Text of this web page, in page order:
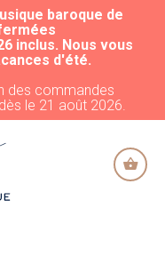
baroque de
inclus. Nous vous
d'été.
des commandes
le 21 août 2026.